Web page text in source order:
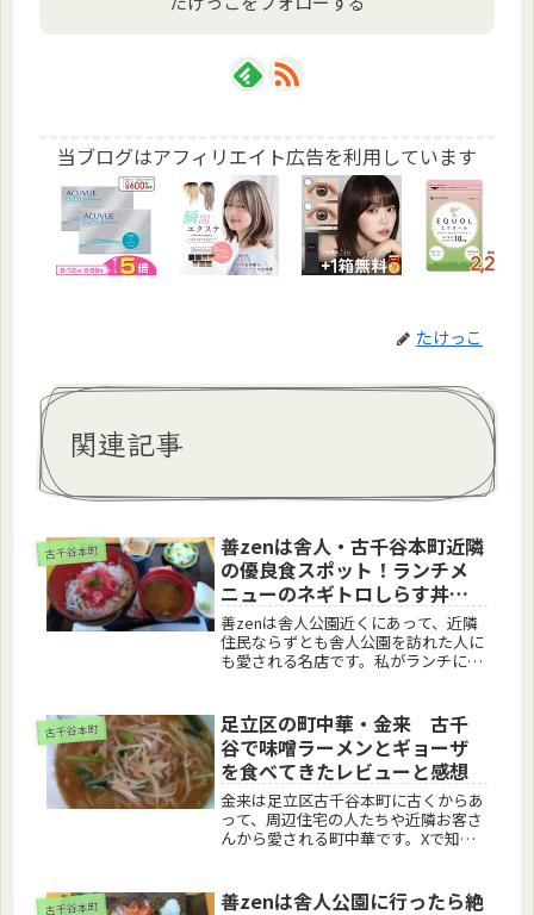
当ブログはアフィリエイト広告を利用しています
たけっこ
関連記事
古千谷本町
善zenは舎人・古千谷本町近隣
の優良食スポット！ランチメ
ニューのネギトロしらす丼を
食べてきたレビューと感想
善zenは舎人公園近くにあって、近隣
住民ならずとも舎人公園を訪れた人に
も愛される名店です。私がランチに訪
お店で、これまで何度もランチを食べ
に行っています。今回は、善ze...
古千谷本町
足立区の町中華・金来 古千
谷で味噌ラーメンとギョーザ
を食べてきたレビューと感想
金来は足立区古千谷本町に古くからあ
って、周辺住宅の人たちや近隣お客さ
んから愛される町中華です。Xで知り
度も通う痛くなる中毒性がある味が特
古千谷本町
善zenは舎人公園に行ったら絶